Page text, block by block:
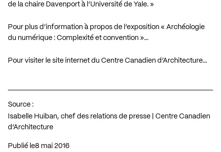
de la chaire Davenport à l’Université de Yale. »
Pour plus d’information à propos de l’exposition « Archéologie
du numérique : Complexité et convention »…
Pour visiter le site internet du Centre Canadien d’Architecture…
Source :
Isabelle Huiban, chef des relations de presse | Centre Canadien
d’Architecture
Publié le 8 mai 2016